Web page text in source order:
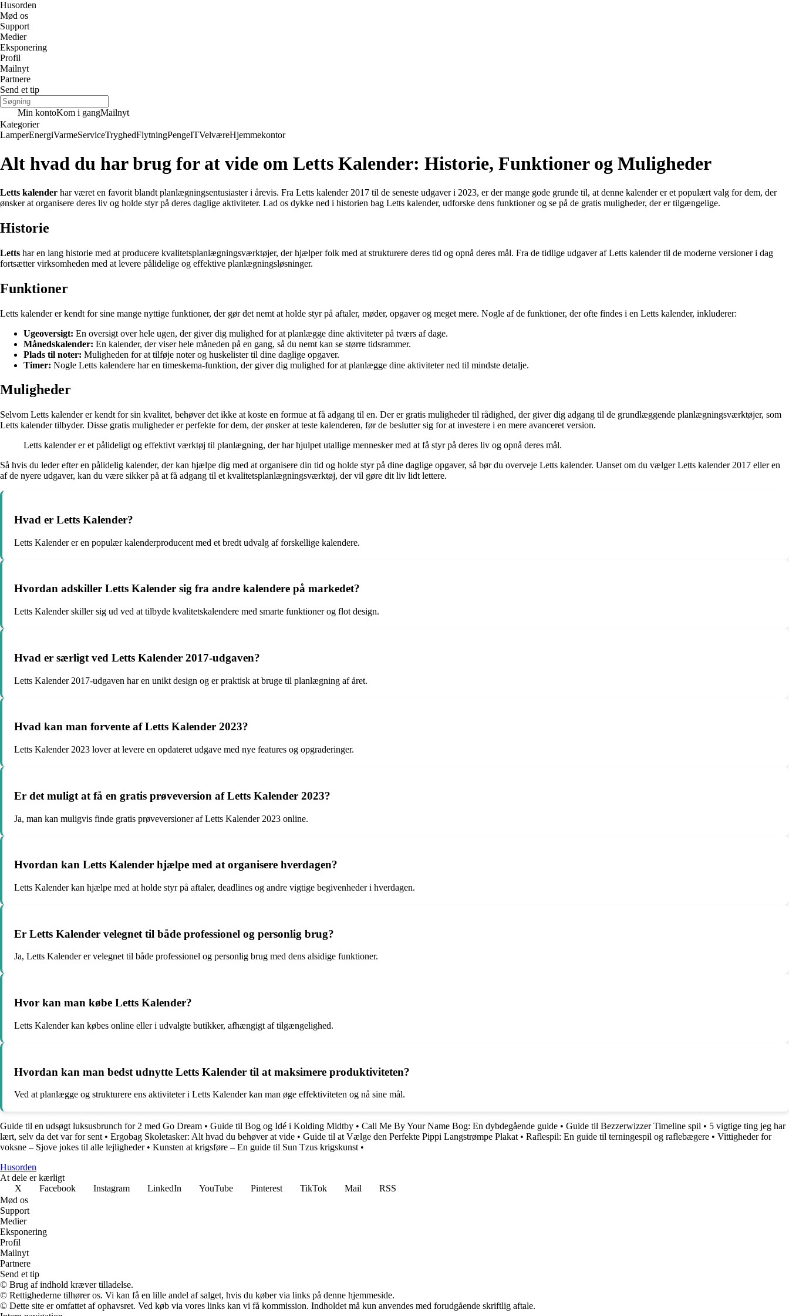
Husorden
Mød os
Support
Medier
Eksponering
Profil
Mailnyt
Partnere
Send et tip
Min kontoKom i gangMailnyt
Kategorier
LamperEnergiVarmeServiceTryghedFlytningPengeITVelværeHjemmekontor
Alt hvad du har brug for at vide om Letts Kalender: Historie, Funktioner og Muligheder
Letts kalender har været en favorit blandt planlægningsentusiaster i årevis. Fra Letts kalender 2017 til de seneste udgaver i 2023, er der mange gode grunde til, at denne kalender er et populært valg for dem, der
ønsker at organisere deres liv og holde styr på deres daglige aktiviteter. Lad os dykke ned i historien bag Letts kalender, udforske dens funktioner og se på de gratis muligheder, der er tilgængelige.
Historie
Letts har en lang historie med at producere kvalitetsplanlægningsværktøjer, der hjælper folk med at strukturere deres tid og opnå deres mål. Fra de tidlige udgaver af Letts kalender til de moderne versioner i dag
fortsætter virksomheden med at levere pålidelige og effektive planlægningsløsninger.
Funktioner
Letts kalender er kendt for sine mange nyttige funktioner, der gør det nemt at holde styr på aftaler, møder, opgaver og meget mere. Nogle af de funktioner, der ofte findes i en Letts kalender, inkluderer:
Ugeoversigt: En oversigt over hele ugen, der giver dig mulighed for at planlægge dine aktiviteter på tværs af dage.
Månedskalender: En kalender, der viser hele måneden på en gang, så du nemt kan se større tidsrammer.
Plads til noter: Muligheden for at tilføje noter og huskelister til dine daglige opgaver.
Timer: Nogle Letts kalendere har en timeskema-funktion, der giver dig mulighed for at planlægge dine aktiviteter ned til mindste detalje.
Muligheder
Selvom Letts kalender er kendt for sin kvalitet, behøver det ikke at koste en formue at få adgang til en. Der er gratis muligheder til rådighed, der giver dig adgang til de grundlæggende planlægningsværktøjer, som
Letts kalender tilbyder. Disse gratis muligheder er perfekte for dem, der ønsker at teste kalenderen, før de beslutter sig for at investere i en mere avanceret version.
Letts kalender er et pålideligt og effektivt værktøj til planlægning, der har hjulpet utallige mennesker med at få styr på deres liv og opnå deres mål.
Så hvis du leder efter en pålidelig kalender, der kan hjælpe dig med at organisere din tid og holde styr på dine daglige opgaver, så bør du overveje Letts kalender. Uanset om du vælger Letts kalender 2017 eller en
af de nyere udgaver, kan du være sikker på at få adgang til et kvalitetsplanlægningsværktøj, der vil gøre dit liv lidt lettere.
Hvad er Letts Kalender?
Letts Kalender er en populær kalenderproducent med et bredt udvalg af forskellige kalendere.
Hvordan adskiller Letts Kalender sig fra andre kalendere på markedet?
Letts Kalender skiller sig ud ved at tilbyde kvalitetskalendere med smarte funktioner og flot design.
Hvad er særligt ved Letts Kalender 2017-udgaven?
Letts Kalender 2017-udgaven har en unikt design og er praktisk at bruge til planlægning af året.
Hvad kan man forvente af Letts Kalender 2023?
Letts Kalender 2023 lover at levere en opdateret udgave med nye features og opgraderinger.
Er det muligt at få en gratis prøveversion af Letts Kalender 2023?
Ja, man kan muligvis finde gratis prøveversioner af Letts Kalender 2023 online.
Hvordan kan Letts Kalender hjælpe med at organisere hverdagen?
Letts Kalender kan hjælpe med at holde styr på aftaler, deadlines og andre vigtige begivenheder i hverdagen.
Er Letts Kalender velegnet til både professionel og personlig brug?
Ja, Letts Kalender er velegnet til både professionel og personlig brug med dens alsidige funktioner.
Hvor kan man købe Letts Kalender?
Letts Kalender kan købes online eller i udvalgte butikker, afhængigt af tilgængelighed.
Hvordan kan man bedst udnytte Letts Kalender til at maksimere produktiviteten?
Ved at planlægge og strukturere ens aktiviteter i Letts Kalender kan man øge effektiviteten og nå sine mål.
Guide til en udsøgt luksusbrunch for 2 med Go Dream • Guide til Bog og Idé i Kolding Midtby • Call Me By Your Name Bog: En dybdegående guide • Guide til Bezzerwizzer Timeline spil • 5 vigtige ting jeg har
lært, selv da det var for sent • Ergobag Skoletasker: Alt hvad du behøver at vide • Guide til at Vælge den Perfekte Pippi Langstrømpe Plakat • Raflespil: En guide til terningespil og raflebægere • Vittigheder for
voksne – Sjove jokes til alle lejligheder• Kunsten at krigsføre – En guide til Sun Tzus krigskunst •
Husorden
At dele er kærligt
X
Facebook Instagram LinkedIn YouTube Pinterest TikTok Mail
RSS
Mød os
Support
Medier
Eksponering
Profil
Mailnyt
Partnere
Send et tip
© Brug af indhold kræver tilladelse.
© Rettighederne tilhører os. Vi kan få en lille andel af salget, hvis du køber via links på denne hjemmeside.
© Dette site er omfattet af ophavsret. Ved køb via vores links kan vi få kommission. Indholdet må kun anvendes med forudgående skriftlig aftale.